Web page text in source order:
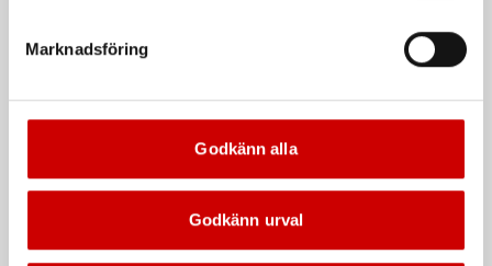
Marknadsföring
Godkänn alla
Godkänn urval
Inre glas Callisto V3
Till svetshjälm Callisto V3